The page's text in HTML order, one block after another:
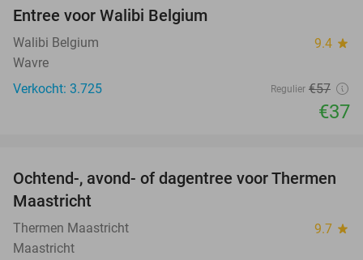
Entree voor Walibi Belgium
Walibi Belgium 9.4 star
Wavre
Verkocht: 3.725
Regulier €57
€37
25%
Ochtend-, avond- of dagentree voor Thermen
Maastricht
Thermen Maastricht 9.7 star
Maastricht